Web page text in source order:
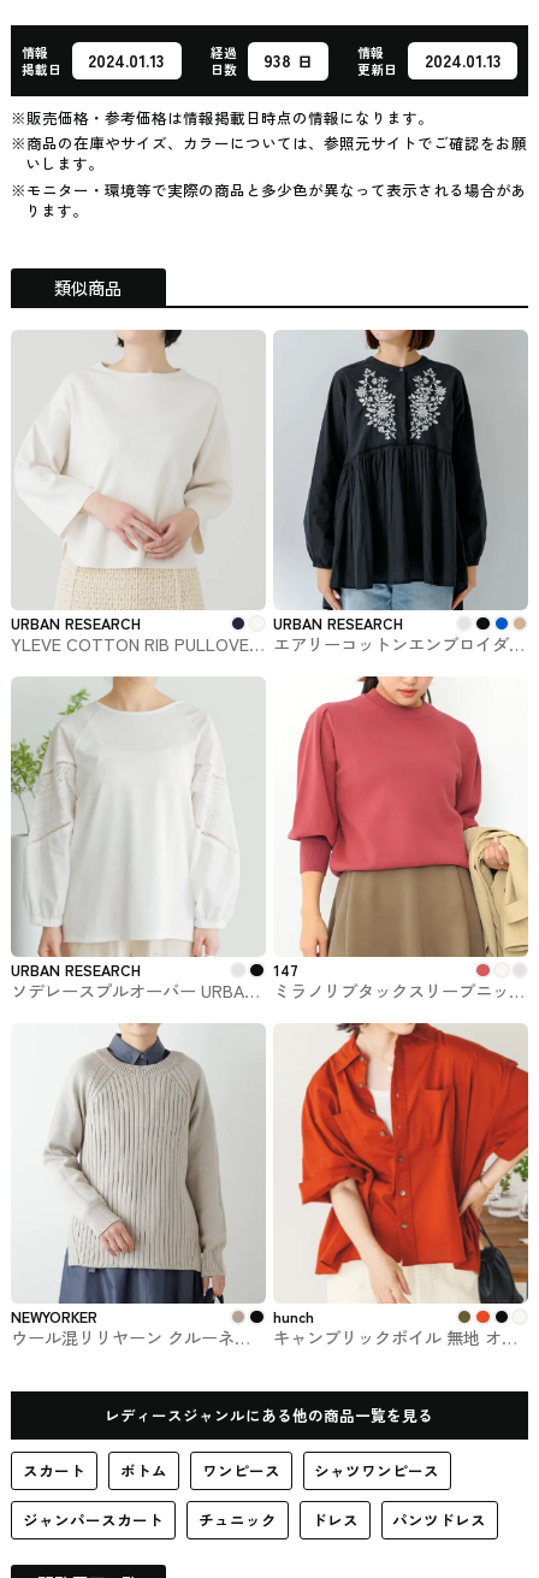
情報
掲載日
2024.01.13
経過
日数
938 日
情報
更新日
2024.01.13
※販売価格・参考価格は情報掲載日時点の情報になります。
※商品の在庫やサイズ、カラーについては、参照元サイトでご確認をお願
いします。
※モニター・環境等で実際の商品と多少色が異なって表示される場合があ
ります。
類似商品
URBAN RESEARCH
YLEVE COTTON RIB PULLOVER
かぐれ
URBAN RESEARCH
エアリーコットンエンブロイダリ
購入できるSonny Label
URBAN RESEARCH
ソデレースプルオーバー URBAN
147
ミラノリブタックスリーブニット
NEWYORKER
ウール混リリヤーン クルーネッ
hunch
キャンブリックボイル 無地 オー
レディースジャンルにある他の商品一覧を見る
スカート ボトム ワンピース シャツワンピース
ジャンパースカート チュニック ドレス パンツドレス